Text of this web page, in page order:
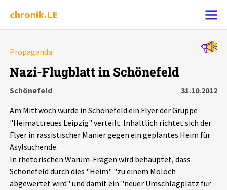
chronik.LE
Chronik
Dossiers
Leipziger Zustände
Schlaglichter
Propaganda
Nazi-Flugblatt in Schönefeld
Schönefeld
31.10.2012
Am Mittwoch wurde in Schönefeld ein Flyer der Gruppe
"Heimattreues Leipzig" verteilt. Inhaltlich richtet sich der
Flyer in rassistischer Manier gegen ein geplantes Heim für
Asylsuchende.
In rhetorischen Warum-Fragen wird behauptet, dass
Schönefeld durch dies "Heim" "zu einem Moloch
abgewertet wird" und damit ein "neuer Umschlagplatz für
Alle Ereignisse
Ereignisse
Ereignisse
Exportieren ? Filter Erklärungen